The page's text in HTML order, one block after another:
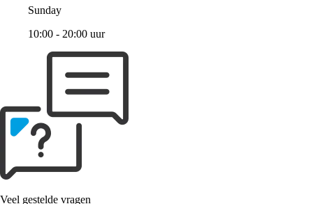
Sunday
10:00 - 20:00 uur
Veel gestelde vragen